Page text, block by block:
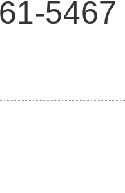
5467